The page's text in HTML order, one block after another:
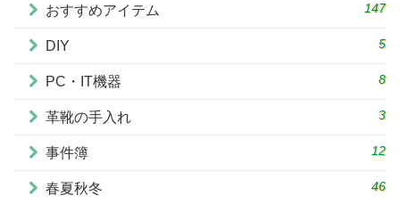
おすすめアイテム 147
DIY 5
PC・IT機器 8
革靴の手入れ 3
事件簿 12
春夏秋冬 46